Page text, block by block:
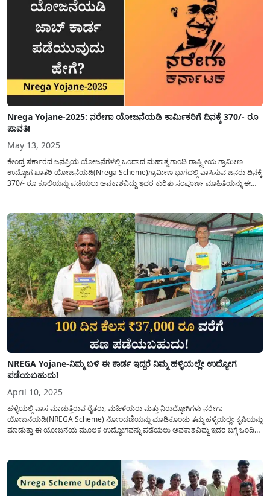
Nrega Yojane-2025: ನರೇಗಾ ಯೋಜನೆಯಡಿ ಕಾರ್ಮಿಕರಿಗೆ ದಿನಕ್ಕೆ 370/- ರೂ
ಪಾವತಿ!
May 13, 2025
ಕೇಂದ್ರ ಸರ್ಕಾರದ ಜನಪ್ರಿಯ ಯೋಜನೆಗಳಲ್ಲಿ ಒಂದಾದ ಮಹಾತ್ಮ ಗಾಂಧಿ ರಾಷ್ಟ್ರೀಯ ಗ್ರಾಮೀಣ
ಉದ್ಯೋಗ ಖಾತರಿ ಯೋಜನೆಯಡಿ(Nrega Scheme)ಗ್ರಾಮೀಣ ಭಾಗದಲ್ಲಿ ವಾಸಿಸುವ ಜನರು ದಿನಕ್ಕೆ
370/- ರೂ ಕೂಲಿಯನ್ನು ಪಡೆಯಲು ಅವಕಾಶವಿದ್ದು ಇದರ ಕುರಿತು ಸಂಪೂರ್ಣ ಮಾಹಿತಿಯನ್ನು ಈ
NREGA Yojane-ನಿಮ್ಮ ಬಳಿ ಈ ಕಾರ್ಡ ಇದ್ದರೆ ನಿಮ್ಮ ಹಳ್ಳಿಯಲ್ಲೇ ಉದ್ಯೋಗ
ಪಡೆಯಬಹುದು!
April 10, 2025
ಹಳ್ಳಿಯಲ್ಲಿ ವಾಸ ಮಾಡುತ್ತಿರುವ ರೈತರು, ಮಹಿಳೆಯರು ಮತ್ತು ನಿರುದ್ಯೋಗಿಗಳು ನರೇಗಾ
ಯೋಜನೆಯಡಿ(NREGA Scheme) ನೋಂದಣಿಯನ್ನು ಮಾಡಿಕೊಂಡು ತಮ್ಮ ಹಳ್ಳಿಯಲ್ಲೇ ಕೃಷಿಯನ್ನು
ಮಾಡುತ್ತಾ ಈ ಯೋಜನೆಯ ಮೂಲಕ ಉದ್ಯೋಗವನ್ನು ಪಡೆಯಲು ಅವಕಾಶವಿದ್ದು ಇದರ ಬಗ್ಗೆ ಒಂದಿಷ್ಟು